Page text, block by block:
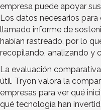
empresa puede apoyar
Los datos necesarios para
llamado informe de
habían rastreado, por lo
recopilando, analizando y
La evaluación
útil. Tryon valora la
empresas para ver qué
qué tecnología han